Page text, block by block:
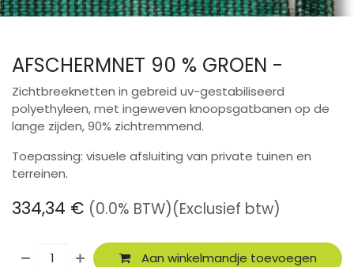
AFSCHERMNET 90 % GROEN -
Zichtbreeknetten in gebreid uv-gestabiliseerd
polyethyleen, met ingeweven knoopsgatbanen op de
lange zijden, 90% zichtremmend.
Toepassing: visuele afsluiting van private tuinen en
terreinen.
334,34 € (0.0% BTW)(Exclusief btw)
Aan winkelmandje toevoegen